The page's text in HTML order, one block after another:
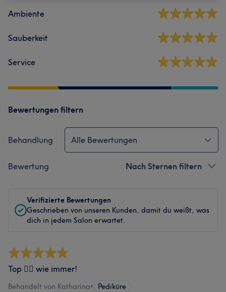
Ambiente
Sauberkeit
Service
Bewertungen filtern
Behandlung Alle Bewertungen
Bewertung Nach Sternen filtern
Verifizierte Bewertungen
Geschrieben von unseren Kunden, damit du weißt, was
dich in jedem Salon erwartet.
Top 👍🏼 wie immer!
Behandelt von Katharina• Pediküre